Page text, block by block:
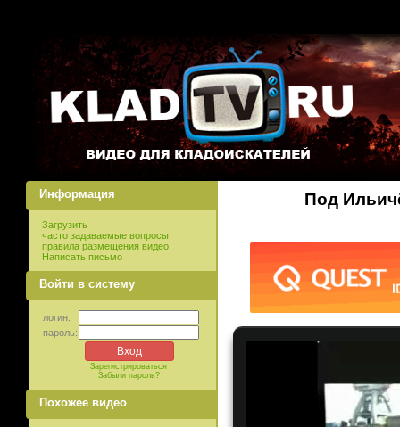
Информация
Загрузить
часто задаваемые вопросы
правила размещения видео
Написать письмо
Войти в систему
логин:
пароль:
Зарегистрироваться
Забыли пароль?
Похожее видео
Под